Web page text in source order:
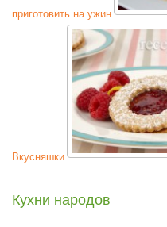
приготовить на ужин
Вкусняшки
Кухни народов